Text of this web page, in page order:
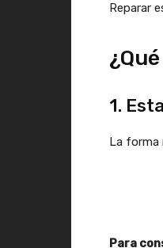
Reparar
1.
La forma
Para